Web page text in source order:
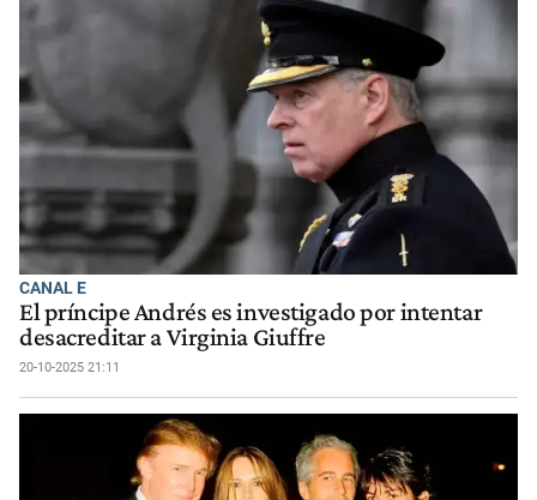
CANAL E
El príncipe Andrés es investigado por intentar
desacreditar a Virginia Giuffre
20-10-2025 21:11